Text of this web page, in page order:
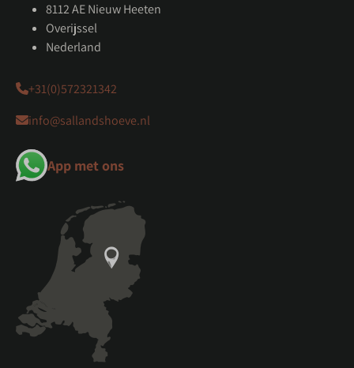
8112 AE Nieuw Heeten
Overijssel
Nederland
+31(0)572321342
info@sallandshoeve.nl
App met ons